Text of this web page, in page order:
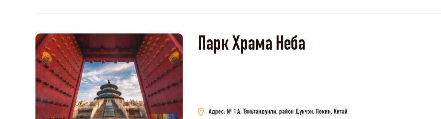
Парк Храма Неба
Адрес: № 1 A, Тяньтандунли, район Дунчэн, Пекин, Китай